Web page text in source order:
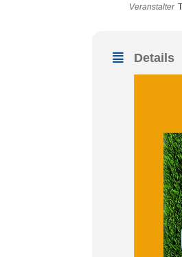
Veranstalter
Details